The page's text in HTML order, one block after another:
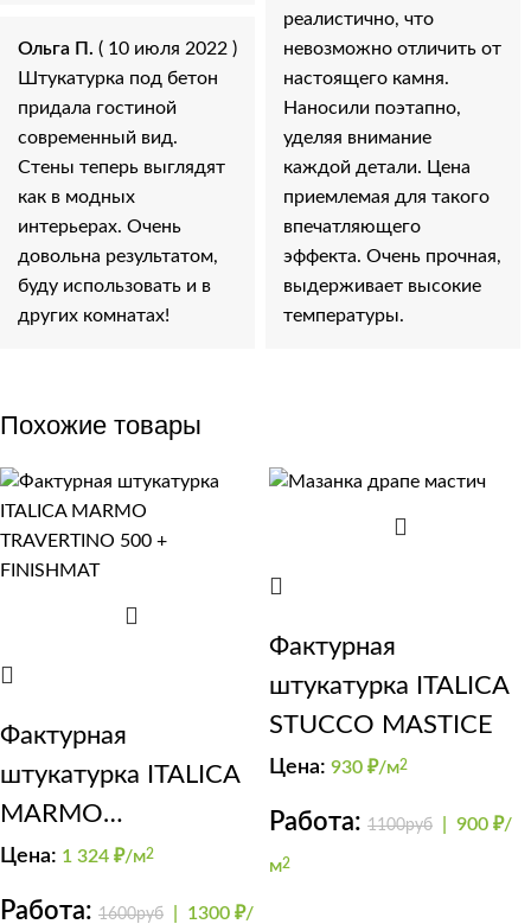
Ольга П. ( 10 июля 2022 )
Штукатурка под бетон
придала гостиной
современный вид.
Стены теперь выглядят
как в модных
интерьерах. Очень
довольна результатом,
буду использовать и в
других комнатах!
реалистично, что
невозможно отличить от
настоящего камня.
Наносили поэтапно,
уделяя внимание
каждой детали. Цена
приемлемая для такого
впечатляющего
эффекта. Очень прочная,
выдерживает высокие
температуры.
Похожие товары
Фактурная
штукатурка ITALICA
MARMO
TRAVERTINO 500 +
Цена: 1 324 ₽/м2
Работа: 1600руб 1300 ₽/
Фактурная
штукатурка ITALICA
STUCCO MASTICE
Цена: 930 ₽/м2
Работа: 1100руб 900 ₽/
м2